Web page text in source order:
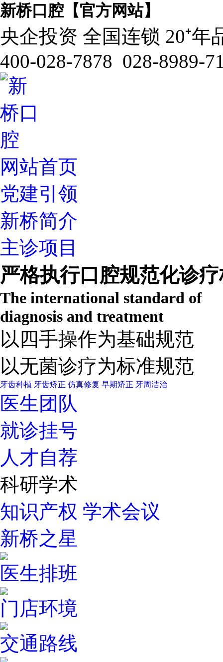
新桥口腔【官方网站】
央企投资 全国连锁 20⁺年
400-028-7878 028-8989-
网站首页
党建引领
新桥简介
主诊项目
严格执行口腔规范化诊
The international standard of
diagnosis and treatment
以四手操作为基础规范
以无菌诊疗为标准规范
牙齿种植 牙齿矫正 仿真修复 早期矫正 牙周洁治
医生团队
就诊挂号
人才自荐
科研学术
知识产权 学术会议
新桥之星
医生排班
门店环境
交通路线